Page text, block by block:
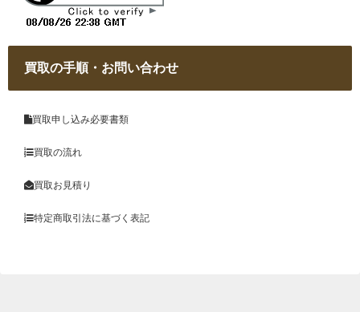
買取の手順・お問い合わせ
買取申し込み必要書類
買取の流れ
買取お見積り
特定商取引法に基づく表記